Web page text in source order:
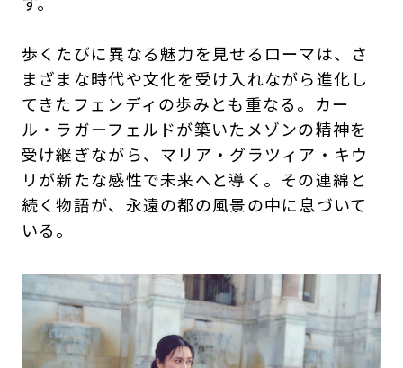
歩くたびに異なる魅力を見せるローマは、さ
まざまな時代や文化を受け入れながら進化し
てきたフェンディの歩みとも重なる。カー
ル・ラガーフェルドが築いたメゾンの精神を
受け継ぎながら、マリア・グラツィア・キウ
リが新たな感性で未来へと導く。その連綿と
続く物語が、永遠の都の風景の中に息づいて
いる。